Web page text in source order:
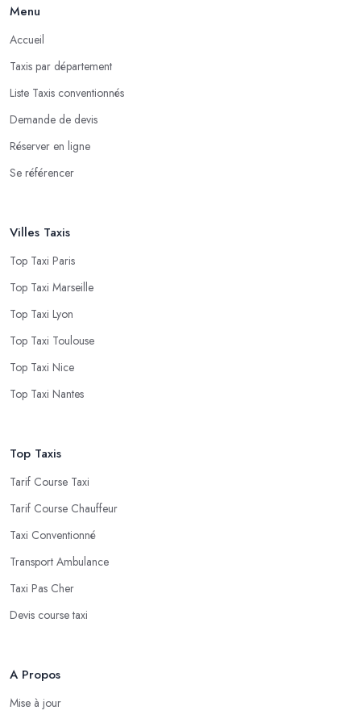
Menu
Accueil
Taxis par département
Liste Taxis conventionnés
Demande de devis
Réserver en ligne
Se référencer
Villes Taxis
Top Taxi Paris
Top Taxi Marseille
Top Taxi Lyon
Top Taxi Toulouse
Top Taxi Nice
Top Taxi Nantes
Top Taxis
Tarif Course Taxi
Tarif Course Chauffeur
Taxi Conventionné
Transport Ambulance
Taxi Pas Cher
Devis course taxi
A Propos
Mise à jour